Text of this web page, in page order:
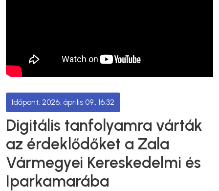
2026. április 09., 16:32
Digitális tanfolyamra várták
az érdeklődőket a Zala
Vármegyei Kereskedelmi és
Iparkamarába